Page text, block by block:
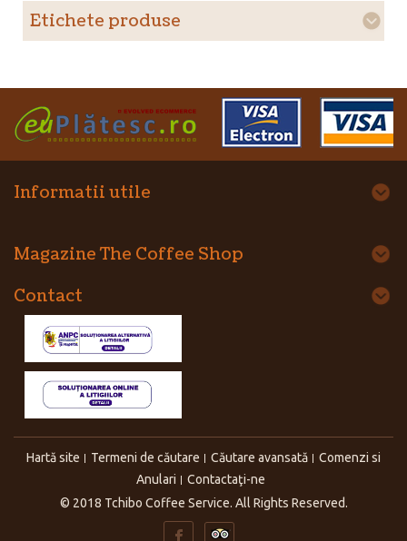
Etichete produse
Informatii utile
Magazine The Coffee Shop
Contact
Hartă site Termeni de căutare Căutare avansată
Comenzi si
Anulari
Contactaţi-ne
© 2018 Tchibo Coffee Service. All Rights Reserved.